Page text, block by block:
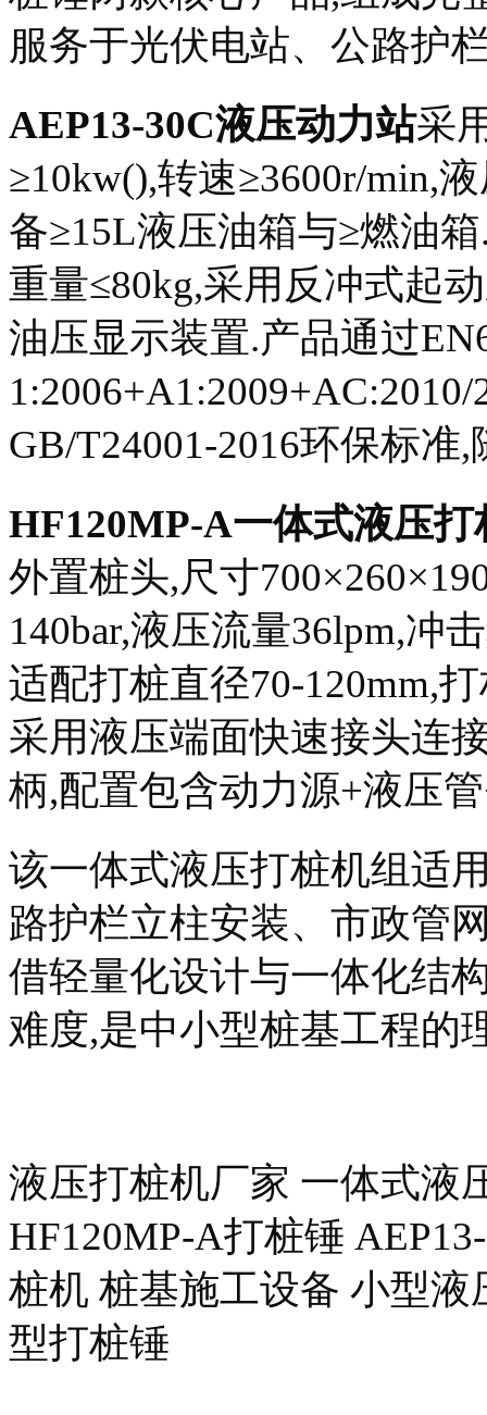
服务于光伏电站、公路护
AEP13-30C液压动力站采
≥10kw(),转速≥3600r/min,
备≥15L液压油箱与≥燃油
重量≤80kg,采用反冲式起
油压显示装置.产品通过
GB/T24001-2016环保标
HF120MP-A一体式液压打
外置桩头,尺寸
140bar,液压流量36lpm,冲
适配打桩直径70-120mm,
采用液压端面快速接头连
柄,配置包含动力源+液压
该一体式液压打桩机组适
路护栏立柱安装、市政管
借轻量化设计与一体化结
难度,是中小型桩基工程的
液压打桩机厂家 一体式液
HF120MP-A打桩锤
桩机 桩基施工设备 小型
型打桩锤